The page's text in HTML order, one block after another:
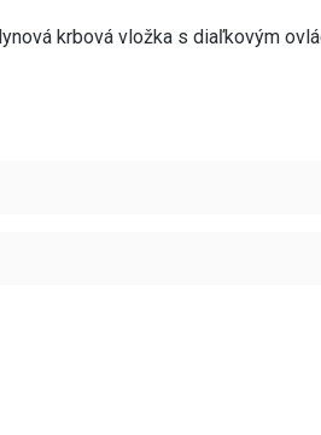
krbová vložka s diaľkovým